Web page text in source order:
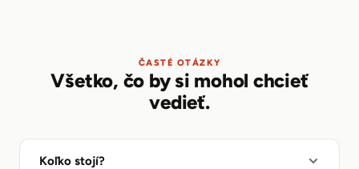
ČASTÉ OTÁZKY
Všetko, čo by si mohol chcieť
vedieť.
Koľko stojí?